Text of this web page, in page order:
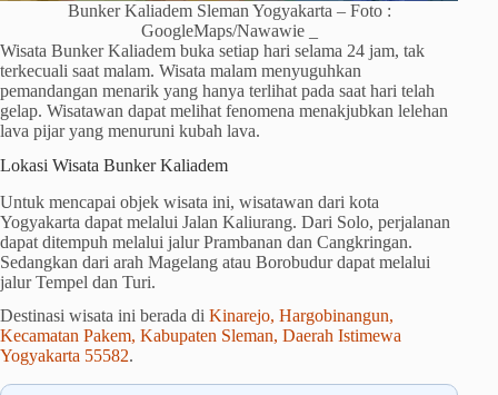
Bunker Kaliadem Sleman Yogyakarta – Foto :
GoogleMaps/Nawawie _
Wisata Bunker Kaliadem buka setiap hari selama 24 jam, tak
terkecuali saat malam. Wisata malam menyuguhkan
pemandangan menarik yang hanya terlihat pada saat hari telah
gelap. Wisatawan dapat melihat fenomena menakjubkan lelehan
lava pijar yang menuruni kubah lava.
Lokasi Wisata Bunker Kaliadem
Untuk mencapai objek wisata ini, wisatawan dari kota
Yogyakarta dapat melalui Jalan Kaliurang. Dari Solo, perjalanan
dapat ditempuh melalui jalur Prambanan dan Cangkringan.
Sedangkan dari arah Magelang atau Borobudur dapat melalui
jalur Tempel dan Turi.
Destinasi wisata ini berada di Kinarejo, Hargobinangun,
Kecamatan Pakem, Kabupaten Sleman, Daerah Istimewa
Yogyakarta 55582.